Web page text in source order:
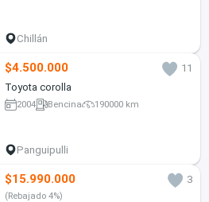
Chillán
$4.500.000
11
Toyota corolla
2004 Bencina 190000 km
Panguipulli
$15.990.000 3
(Rebajado 4%)